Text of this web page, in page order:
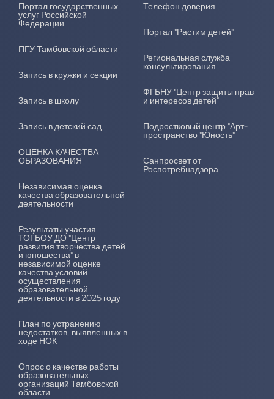
Портал государственных
услуг Российской
Федерации
ПГУ Тамбовской области
Запись в кружки и секции
Запись в школу
Запись в детский сад
ОЦЕНКА КАЧЕСТВА
ОБРАЗОВАНИЯ
Независимая оценка
качества образовательной
деятельности
Результаты участия
ТОГБОУ ДО "Центр
развития творчества детей
и юношества" в
независимой оценке
качества условий
осуществления
образовательной
деятельности в 2025 году
План по устранению
недостатков, выявленных в
ходе НОК
Опрос о качестве работы
образовательных
организаций Тамбовской
области
Телефон доверия
Портал "Растим детей"
Региональная служба
консультирования
ФГБНУ "Центр защиты прав
и интересов детей"
Подростковый центр "Арт-
пространство "Юность"
Санпросвет от
Роспотребнадзора